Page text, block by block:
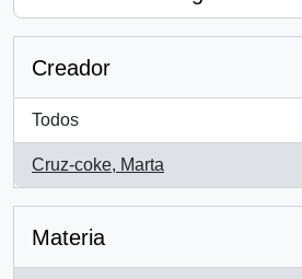
Creador
Todos
Cruz-coke, Marta
, 1 resultados
Materia